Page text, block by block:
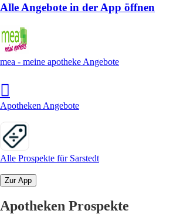
Alle Angebote in der App öffnen
mea - meine apotheke Angebote
Apotheken Angebote
Alle Prospekte für Sarstedt
Zur App
Apotheken Prospekte